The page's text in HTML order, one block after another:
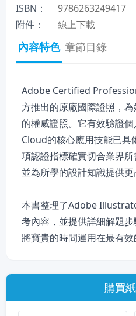
ISBN：
9786263249417
附件：
線上下載
內容特色 章節目錄
Adobe Certified
方推出的原廠國際證照，
的權威證照。它有效驗證
Cloud的核心應用技能已具
項認證指標確實切合業界
並為所學的設計知識提供更
本書整理了Adobe
考內容，並提供詳細解題
將寶貴的時間運用在最有效
購買